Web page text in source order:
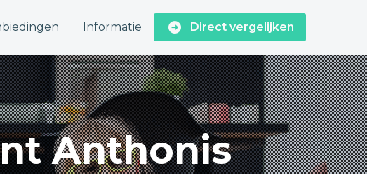
Informatie Direct vergelijken
Anthonis